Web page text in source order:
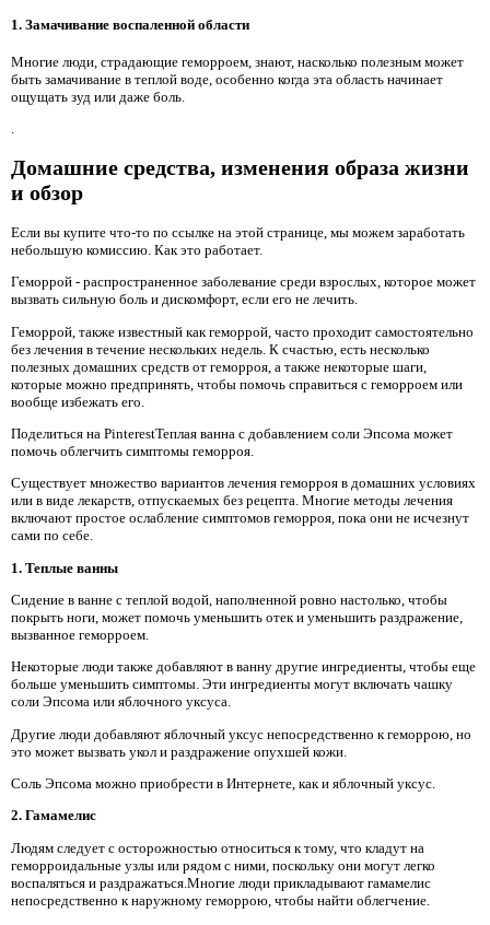
1. Замачивание воспаленной области
Многие люди, страдающие геморроем, знают, насколько полезным может
быть замачивание в теплой воде, особенно когда эта область начинает
ощущать зуд или даже боль.
Домашние средства, изменения образа жизни
и обзор
Если вы купите что-то по ссылке на этой странице, мы можем заработать
небольшую комиссию. Как это работает.
Геморрой - распространенное заболевание среди взрослых, которое может
вызвать сильную боль и дискомфорт, если его не лечить.
Геморрой, также известный как геморрой, часто проходит самостоятельно
без лечения в течение нескольких недель. К счастью, есть несколько
полезных домашних средств от геморроя, а также некоторые шаги,
которые можно предпринять, чтобы помочь справиться с геморроем или
вообще избежать его.
Поделиться на PinterestТеплая ванна с добавлением соли Эпсома может
помочь облегчить симптомы геморроя.
Существует множество вариантов лечения геморроя в домашних условиях
или в виде лекарств, отпускаемых без рецепта. Многие методы лечения
включают простое ослабление симптомов геморроя, пока они не исчезнут
сами по себе.
1. Теплые ванны
Сидение в ванне с теплой водой, наполненной ровно настолько, чтобы
покрыть ноги, может помочь уменьшить отек и уменьшить раздражение,
вызванное геморроем.
Некоторые люди также добавляют в ванну другие ингредиенты, чтобы еще
больше уменьшить симптомы. Эти ингредиенты могут включать чашку
соли Эпсома или яблочного уксуса.
Другие люди добавляют яблочный уксус непосредственно к геморрою, но
это может вызвать укол и раздражение опухшей кожи.
Соль Эпсома можно приобрести в Интернете, как и яблочный уксус.
2. Гамамелис
Людям следует с осторожностью относиться к тому, что кладут на
геморроидальные узлы или рядом с ними, поскольку они могут легко
воспаляться и раздражаться.Многие люди прикладывают гамамелис
непосредственно к наружному геморрою, чтобы найти облегчение.